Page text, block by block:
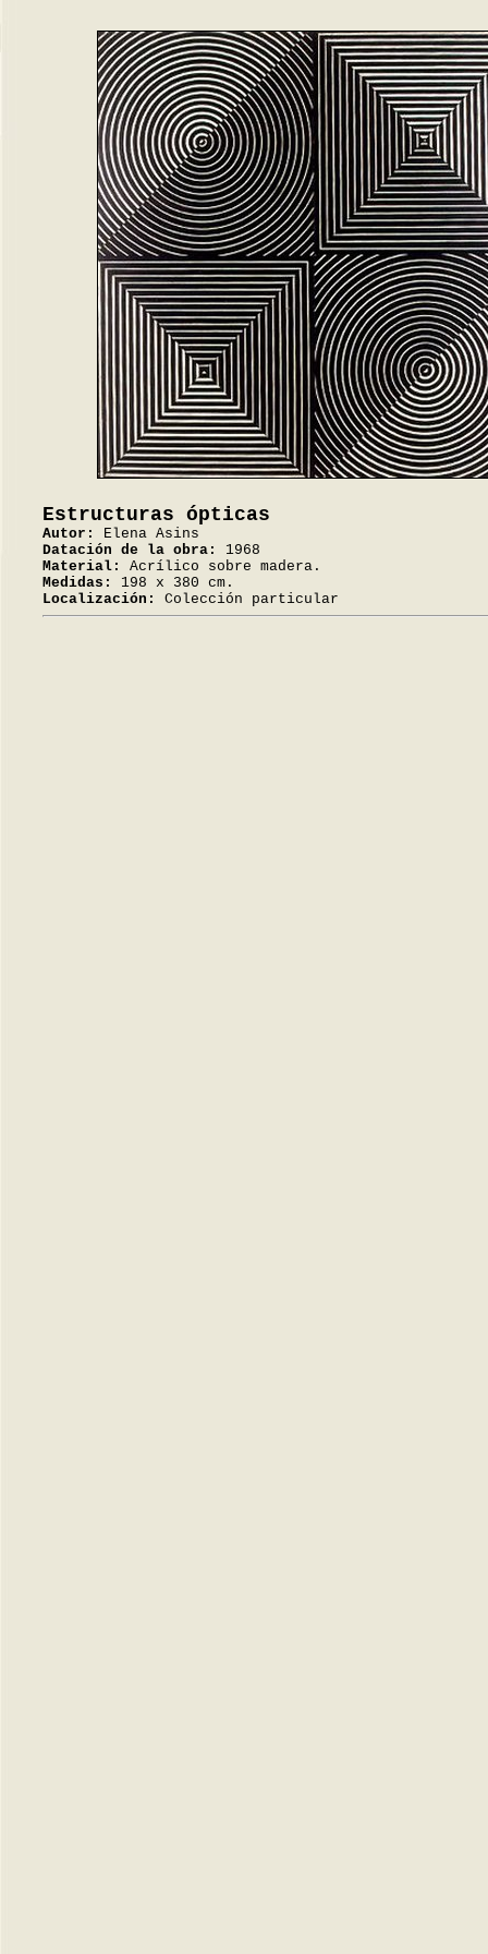
Estructuras ópticas
Autor:
Elena Asins
Datación de la obra:
1968
Material:
Acrílico sobre madera.
Medidas:
198 x 380 cm.
Localización:
Colección particular